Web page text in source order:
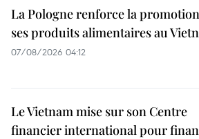
La Pologne renforce la
ses produits alimentaires au
07/08/2026 04:12
Le Vietnam mise sur son Centre
financier international pour